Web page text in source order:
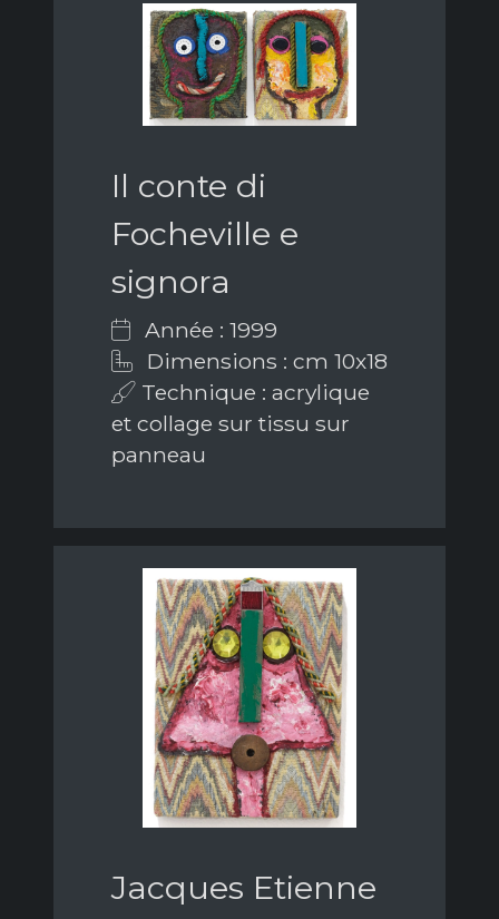
Il conte di
Focheville e
signora
Année : 1999
Dimensions : cm 10x18
Technique : acrylique
et collage sur tissu sur
panneau
Jacques Etienne